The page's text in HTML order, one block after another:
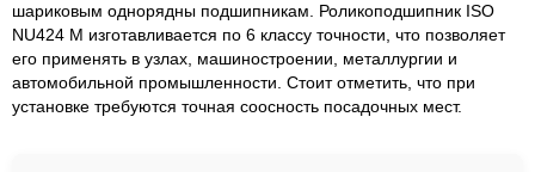
шариковым однорядны подшипникам. Роликоподшипник ISO
NU424 M изготавливается по 6 классу точности, что позволяет
его применять в узлах, машиностроении, металлургии и
автомобильной промышленности. Стоит отметить, что при
установке требуются точная соосность посадочных мест.